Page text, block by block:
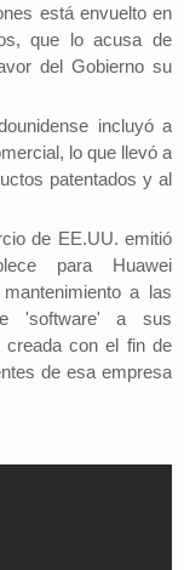
está envuelto en
que lo acusa de
del Gobierno su
incluyó a
lo que llevó a
patentados y al
de EE.UU. emitió
para Huawei
a las
'software' a sus
creada con el fin de
de esa empresa